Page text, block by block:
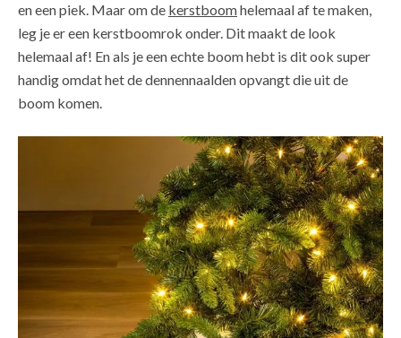
en een piek. Maar om de kerstboomhelemaal af te maken,
leg je er een kerstboomrok onder. Dit maakt de look
helemaal af! En als je een echte boom hebt is dit ook super
handig omdat het de dennennaalden opvangt die uit de
boom komen.